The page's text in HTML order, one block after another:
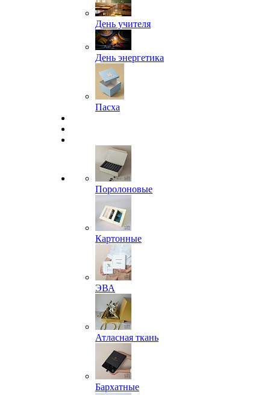
День учителя
День энергетика
Пасха
Поролоновые
Картонные
ЭВА
Атласная ткань
Бархатные